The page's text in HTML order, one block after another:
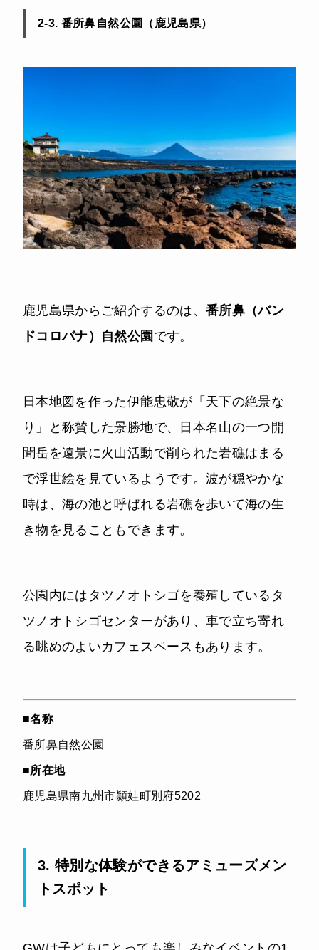
2-3. 番所鼻自然公園（鹿児島県）
鹿児島県からご紹介するのは、 番所鼻（バン
ドコロバナ）自然公園 です。
日本地図を作った伊能忠敬が「天下の絶景な
り」と称賛した景勝地で、日本名山の一つ開
聞岳を遠景に火山活動で削られた岩礁はまる
で浮世絵を見ているようです。波が穏やかな
時は、海の池と呼ばれる岩礁を歩いて海の生
き物を見ることもできます。
公園内にはタツノオトシゴを養殖しているタ
ツノオトシゴセンターがあり、車で立ち寄れ
る眺めのよいカフェスペースもあります。
■名称
番所鼻自然公園
■所在地
鹿児島県南九州市頴娃町別府5202
3. 特別な体験ができるアミューズメン
トスポット